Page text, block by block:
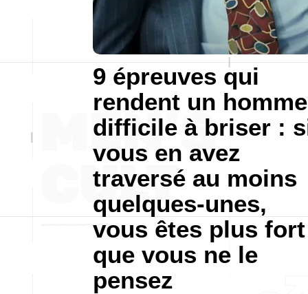
9 épreuves qui
rendent un homme
difficile à briser :
vous en avez
traversé au moins
quelques-unes,
vous êtes plus fort
que vous ne le
pensez